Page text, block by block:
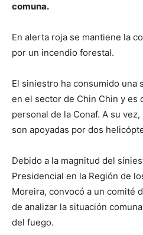
comuna.
En alerta roja se mantiene la
por un incendio forestal.
El siniestro ha consumido una
en el sector de Chin Chin y es
personal de la Conaf. A su
son apoyadas por dos
Debido a la magnitud del
Presidencial en la Región de
Moreira, convocó a un comité
de analizar la situación
del fuego.